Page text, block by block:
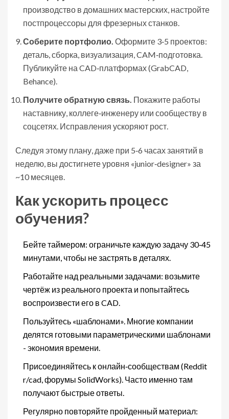
производство в домашних мастерских, настройте
постпроцессоры для фрезерных станков.
Соберите портфолио. Оформите 3‑5 проектов:
деталь, сборка, визуализация, CAM‑подготовка.
Публикуйте на CAD‑платформах (GrabCAD,
Behance).
Получите обратную связь. Покажите работы
наставнику, коллеге‑инженеру или сообществу в
соцсетях. Исправления ускоряют рост.
Следуя этому плану, даже при 5‑6 часах занятий в
неделю, вы достигнете уровня «junior‑designer» за
~10 месяцев.
Как ускорить процесс
обучения?
Бейте таймером: ограничьте каждую задачу 30‑45
минутами, чтобы не застрять в деталях.
Работайте над реальными задачами: возьмите
чертёж из реального проекта и попытайтесь
воспроизвести его в CAD.
Пользуйтесь «шаблонами». Многие компании
делятся готовыми параметрическими шаблонами
- экономия времени.
Присоединяйтесь к онлайн‑сообществам (Reddit
r/cad, форумы SolidWorks). Часто именно там
получают быстрые ответы.
Регулярно повторяйте пройденный материал: